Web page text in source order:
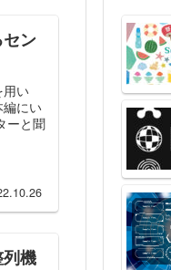
ン
用い
にい
ーと聞
機